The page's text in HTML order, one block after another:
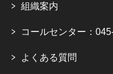
組織案内
コールセンター：
よくある質問